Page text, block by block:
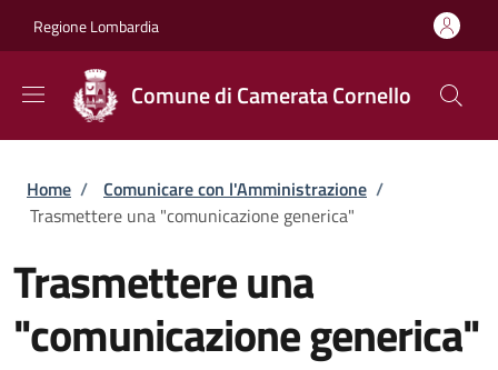
Regione Lombardia
Comune di Camerata Cornello
Briciole di pane
Home / Comunicare con l'Amministrazione /
Trasmettere una "comunicazione generica"
Trasmettere una
"comunicazione generica"